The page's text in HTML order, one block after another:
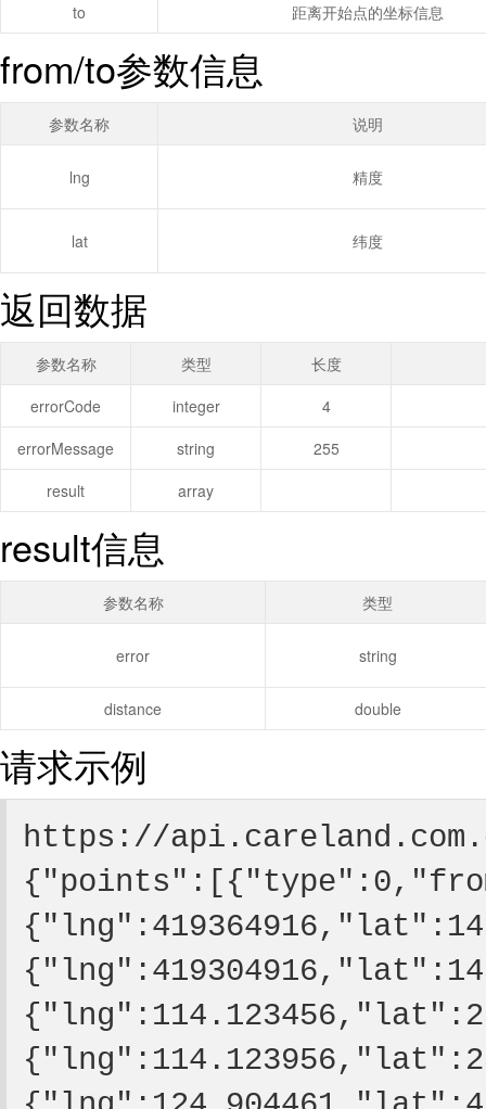
to
距离开始点的坐标信息
from/to参数信息
参数名称 说明
lng 精度
lat 纬度
返回数据
参数名称 类型
长度
errorCode
integer
4
errorMessage
string
255
result
array
result信息
参数名称 类型
error string
distance double
请求示例
https://